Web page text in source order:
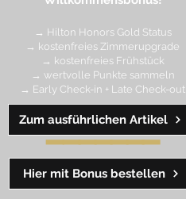
→ Hilton Honors Gold Status
→ kostenfreies Zimmerupgrade
→ kostenfreies Frühstück
→ wertvolle Punkte sammeln
→ Early Check-in + Late Check-out
━━━━━━━
Hier mit Bonus bestellen
Zum ausführlichen Artikel